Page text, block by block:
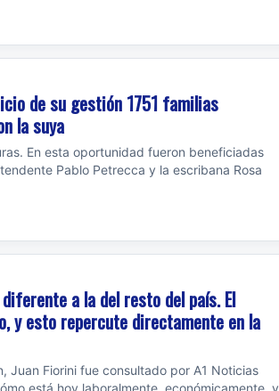
de su gestión 1751 familias
la suya
En esta oportunidad fueron beneficiadas
Pablo Petrecca y la escribana Rosa
a la del resto del país. El
y esto repercute directamente en la
Juan Fiorini fue consultado por A1 Noticias
está hoy laboralmente, económicamente, y